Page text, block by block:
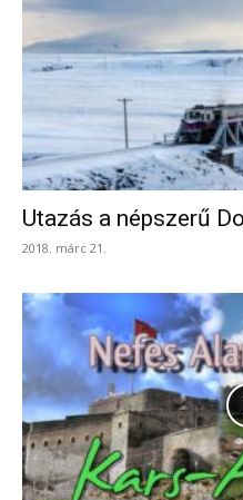
Utazás a népszerű
2018. márc 21.